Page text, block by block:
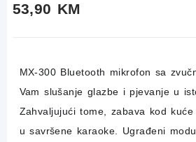
53,90 KM
MX-300 Bluetooth mikrofon sa
Vam slušanje glazbe i pjevanje u
Zahvaljujući tome, zabava kod
u savršene karaoke. Ugrađeni